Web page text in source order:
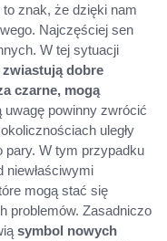
znak, że dzięki nam
Najczęściej sen
W tej sytuacji
zwiastują dobre
czarne, mogą
uwagę powinny zwrócić
uległy
pary. W tym przypadku
niewłaściwymi
mogą stać się
problemów. Zasadniczo
symbol nowych